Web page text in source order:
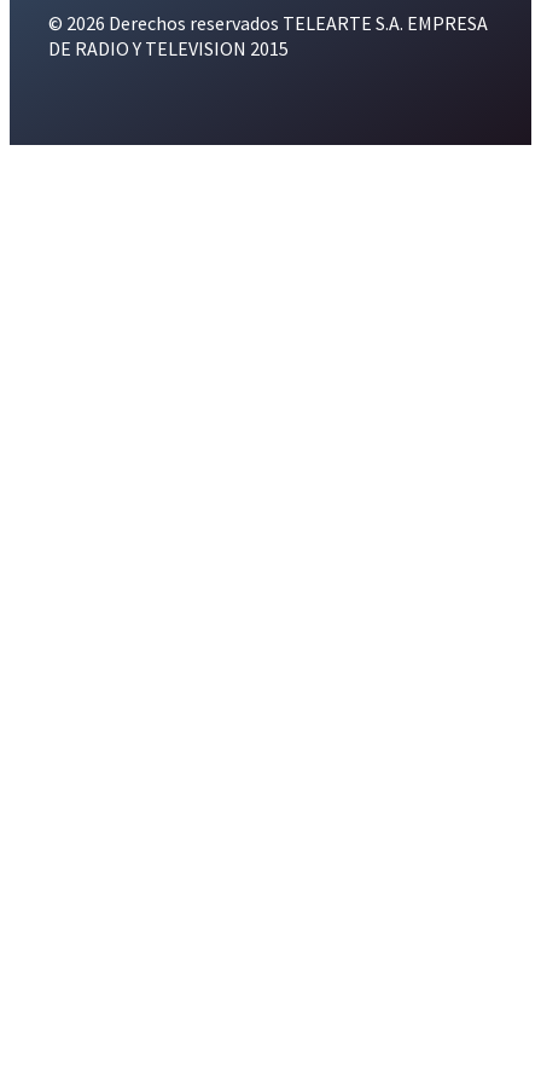
© 2026 Derechos reservados TELEARTE S.A. EMPRESA
DE RADIO Y TELEVISION 2015